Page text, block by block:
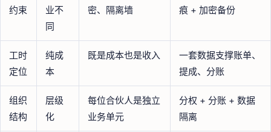
约束
业不
同
密、隔离墙
痕 + 加密备份
工时
定位
纯成
本
既是成本也是收入
一套数据支撑账单、
提成、分账
组织
结构
层级
化
每位合伙人是独立
业务单元
分权 + 分账 + 数据
隔离